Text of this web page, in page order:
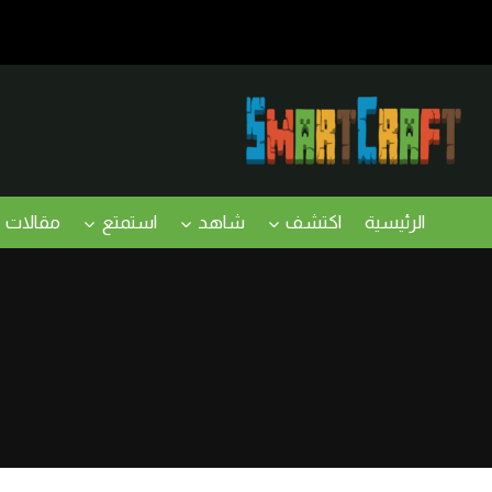
الرئيسية اكتشف شاهد استمتع مقالات